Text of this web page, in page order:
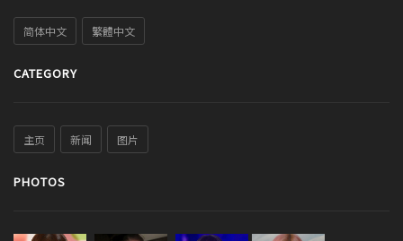
简体中文 繁體中文
CATEGORY
主页 新闻 图片
PHOTOS